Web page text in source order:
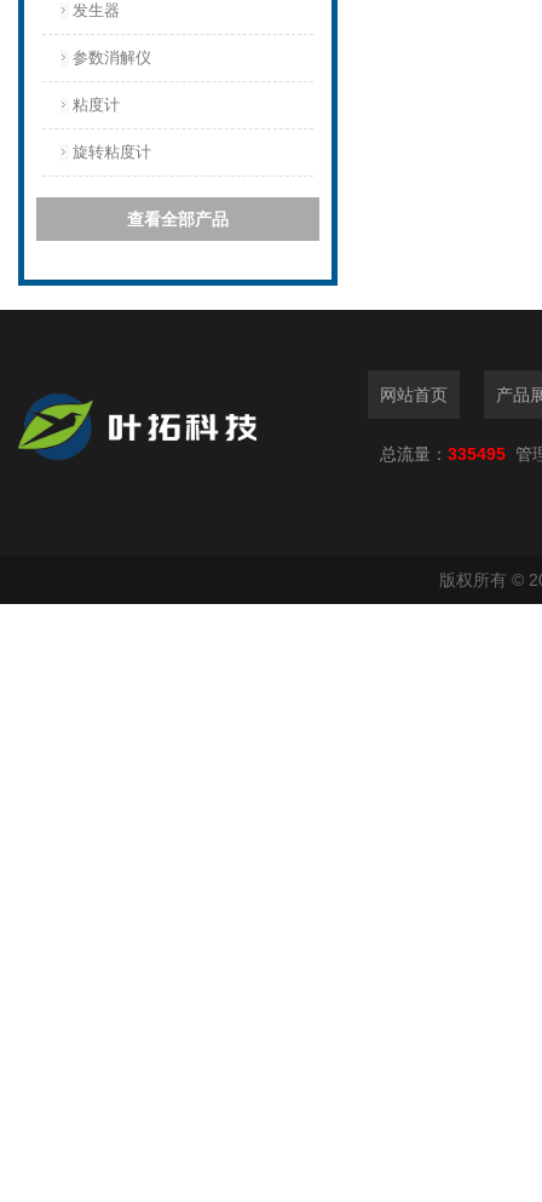
发生器
参数消解仪
粘度计
旋转粘度计
查看全部产品
网站首页 产品
总流量： 335495 管
版权所有 ©